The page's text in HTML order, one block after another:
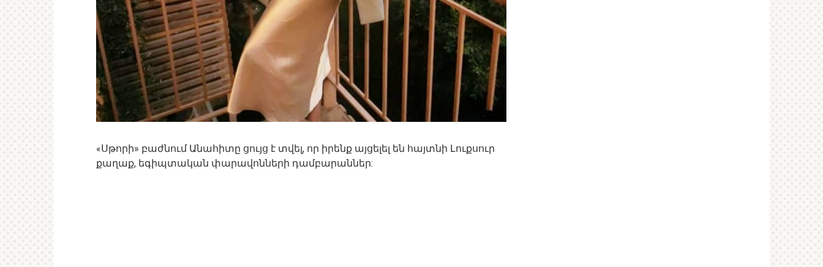
«Սթորի» բաժնում Անահիտը ցույց է տվել, որ իրենք այցելել են հայտնի Լուքսուր
քաղաք, եգիպտական փարավոնների դամբարաններ: